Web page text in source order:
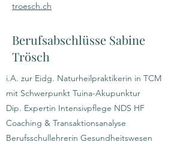
troesch.ch
Berufsabschlüsse Sabine
Trösch
i.A. zur Eidg. Naturheilpraktikerin in TCM
mit Schwerpunkt Tuina-Akupunktur
Dip. Expertin Intensivpflege NDS HF
Coaching & Transaktionsanalyse
Berufsschullehrerin Gesundheitswesen